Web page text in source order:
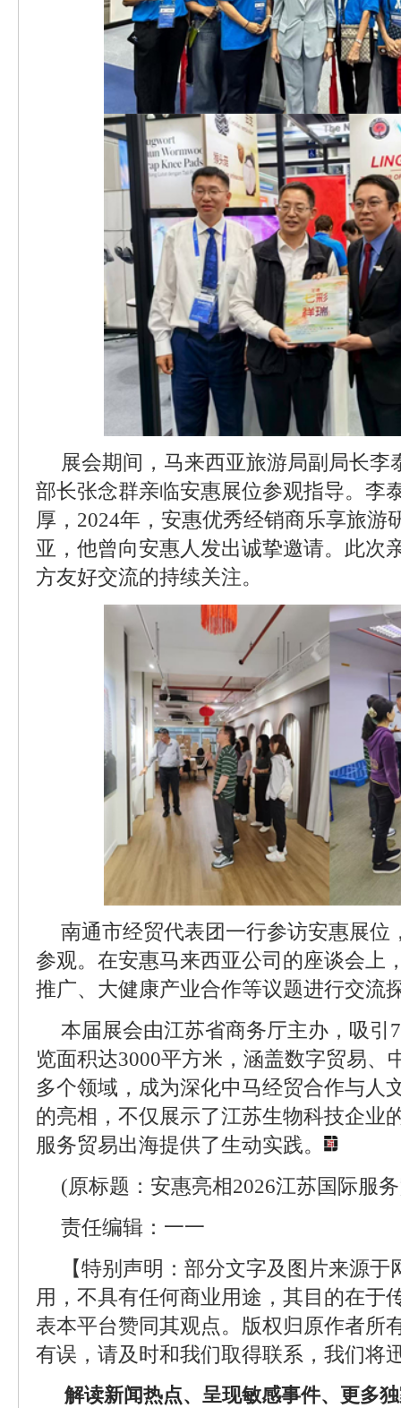
展会期间，马来西亚旅游局副局长李
部长张念群亲临安惠展位参观指导。李
厚，2024年，安惠优秀经销商乐享旅游
亚，他曾向安惠人发出诚挚邀请。此次
方友好交流的持续关注。
南通市经贸代表团一行参访安惠展位
参观。在安惠马来西亚公司的座谈会上
推广、大健康产业合作等议题进行交流
本届展会由江苏省商务厅主办，吸引
览面积达3000平方米，涵盖数字贸易、
多个领域，成为深化中马经贸合作与人
的亮相，不仅展示了江苏生物科技企业
服务贸易出海提供了生动实践。
(原标题：安惠亮相2026江苏国际服
责任编辑：一一
【特别声明：部分文字及图片来源
用，不具有任何商业用途，其目的在于
表本平台赞同其观点。版权归原作者所
有误，请及时和我们取得联系，我们将
解读新闻热点、呈现敏感事件、更多